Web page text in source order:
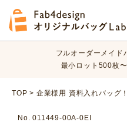
オリジナルバッグのデザ
まずはお気軽
フルオーダーメイド
最小ロット500枚
オリジナルバッグのデザ
TOP > 企業様用 資料入れバッグ
No. 011449-00A-0EI